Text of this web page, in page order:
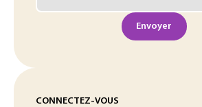
Envoyer
CONNECTEZ-VOUS